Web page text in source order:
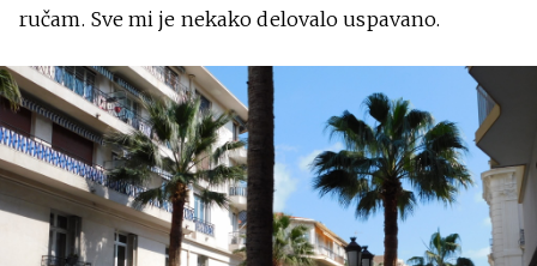
ručam. Sve mi je nekako delovalo uspavano.